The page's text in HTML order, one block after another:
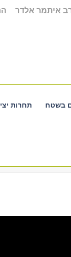
איתמר אלדר
בשטח תחרות
אביך